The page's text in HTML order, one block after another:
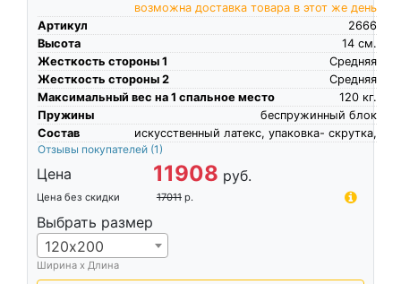
возможна доставка товара в этот же день
Артикул
2666
Высота
см.
14
Жесткость стороны 1
Средняя
Жесткость стороны 2
Средняя
Максимальный вес на 1 спальное место
кг.
120
Пружины
беспружинный блок
Состав
искусственный латекс, упаковка- скрутка,
Отзывы покупателей (1)
Цена 11908 руб.
Цена без скидки 17011 р.
Выбрать размер
120х200
Ширина х Длина